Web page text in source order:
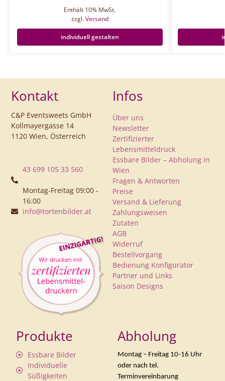
Enthält 10% MwSt.
zzgl.Versand
individuell gestalten
Kontakt
C&P Eventsweets GmbH
Kollmayergasse 14
1120 Wien, Österreich
43 699 105 33 560
Montag-Freitag 09:00 -
16:00
info@tortenbilder.at
Infos
Über uns
Newsletter
Zertifizierter
Lebensmitteldruck
Essbare Bilder – Abholung in
Wien
Fragen & Antworten
Preise
Versand & Lieferung
Zahlungsweisen
Zutaten
AGB
Widerruf
Bestellvorgang
Bedienung Konfigurator
Partner und Links
Saison Designs
Produkte
Essbare Bilder
Individuelle
Süßigkeiten
Abholung
Montag – Freitag 10-16 Uhr
oder nach tel.
Terminvereinbarung